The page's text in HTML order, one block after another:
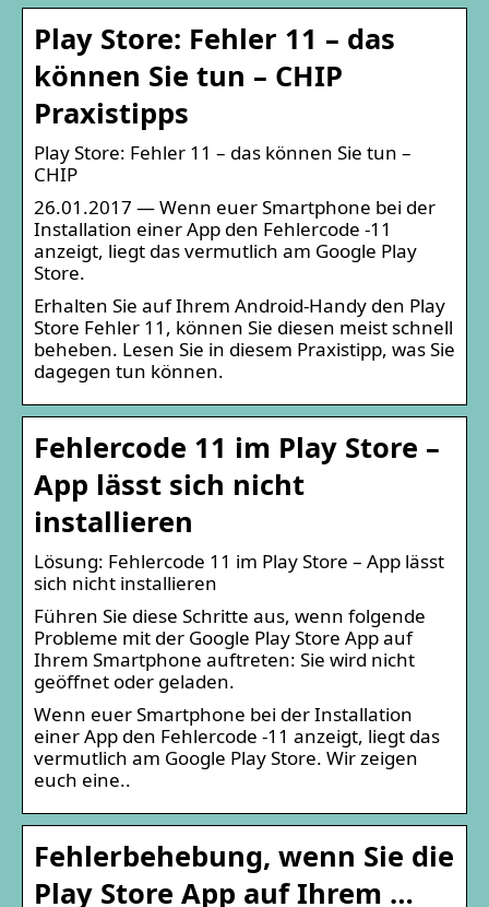
Play Store: Fehler 11 – das
können Sie tun – CHIP
Praxistipps
Play Store: Fehler 11 – das können Sie tun –
CHIP
26.01.2017 — Wenn euer Smartphone bei der
Installation einer App den Fehlercode -11
anzeigt, liegt das vermutlich am Google Play
Store.
Erhalten Sie auf Ihrem Android-Handy den Play
Store Fehler 11, können Sie diesen meist schnell
beheben. Lesen Sie in diesem Praxistipp, was Sie
dagegen tun können.
Fehlercode 11 im Play Store –
App lässt sich nicht
installieren
Lösung: Fehlercode 11 im Play Store – App lässt
sich nicht installieren
Führen Sie diese Schritte aus, wenn folgende
Probleme mit der Google Play Store App auf
Ihrem Smartphone auftreten: Sie wird nicht
geöffnet oder geladen.
Wenn euer Smartphone bei der Installation
einer App den Fehlercode -11 anzeigt, liegt das
vermutlich am Google Play Store. Wir zeigen
euch eine..
Fehlerbehebung, wenn Sie die
Play Store App auf Ihrem …